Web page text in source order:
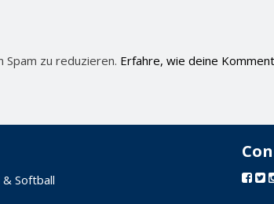
zu reduzieren. Erfahre, wie deine
& Softball